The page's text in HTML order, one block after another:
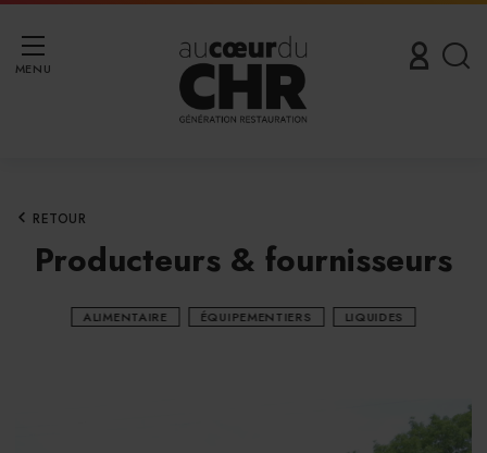
MENU
RETOUR
Producteurs & fournisseurs
ALIMENTAIRE ÉQUIPEMENTIERS LIQUIDES